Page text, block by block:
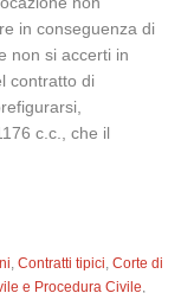
in conseguenza di
non si accerti in
contratto di
c.c., che il
,Contratti tipici ,Corte di
e Procedura Civile